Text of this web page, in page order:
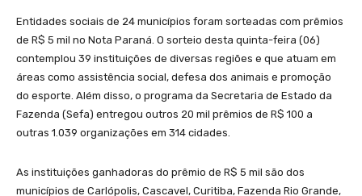
Entidades sociais de 24 municípios foram sorteadas com prêmios
de R$ 5 mil no Nota Paraná. O sorteio desta quinta-feira (06)
contemplou 39 instituições de diversas regiões e que atuam em
áreas como assistência social, defesa dos animais e promoção
do esporte. Além disso, o programa da Secretaria de Estado da
Fazenda (Sefa) entregou outros 20 mil prêmios de R$ 100 a
outras 1.039 organizações em 314 cidades.
As instituições ganhadoras do prêmio de R$ 5 mil são dos
municípios de Carlópolis, Cascavel, Curitiba, Fazenda Rio Grande,